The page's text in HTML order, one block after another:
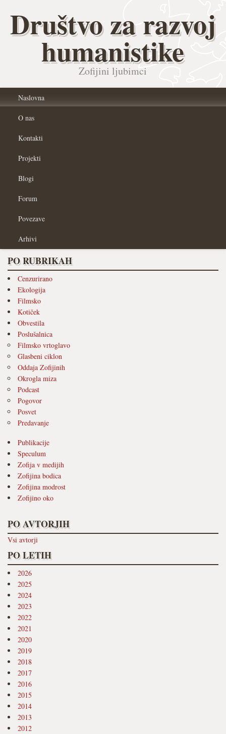
Društvo za razvoj
humanistike
Zofijini ljubimci
Naslovna
O nas
Kontakti
Projekti
Blogi
Forum
Povezave
Arhivi
PO RUBRIKAH
Cenzurirano
Ekologija
Filmsko
Kotiček
Obvestila
Poslušalnica
Filmsko vrtoglavo
Glasbeni ciklon
Oddaja Zofijinih
Okrogla miza
Podcast
Pogovor
Posvet
Predavanje
Publikacije
Speculum
Zofija v medijih
Zofijina bodica
Zofijina modrost
Zofijino oko
PO AVTORJIH
Vsi avtorji
PO LETIH
2026
2025
2024
2023
2022
2021
2020
2019
2018
2017
2016
2015
2014
2013
2012